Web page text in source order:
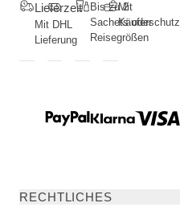
Lieferzeit
Mit DHL
Lieferung
Bis zu 2
Sachets oder
Reisegrößen
Mit
Käuferschutz
RECHTLICHES